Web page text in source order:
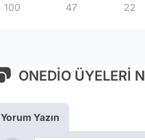
100 47 22
ONEDİO ÜYELERİ
Yorum Yazın